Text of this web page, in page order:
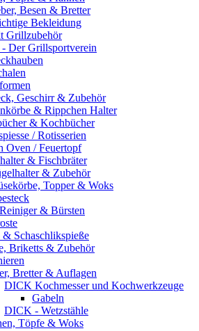
Besen & Bretter
Bekleidung
Grillzubehör
Der Grillsportverein
Geschirr & Zubehör
& Rippchen Halter
& Kochbücher
/ Rotisserien
Oven / Feuertopf
& Fischbräter
& Zubehör
Topper & Woks
& Bürsten
Schaschlikspieße
Briketts & Zubehör
Bretter & Auflagen
DICK Kochmesser und Kochwerkzeuge
Gabeln
DICK - Wetzstähle
Töpfe & Woks